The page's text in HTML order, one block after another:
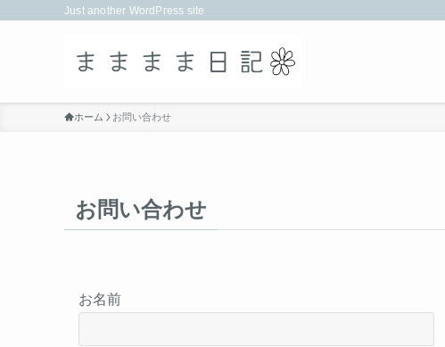
Just another WordPress site
ホーム お問い合わせ
お問い合わせ
お名前